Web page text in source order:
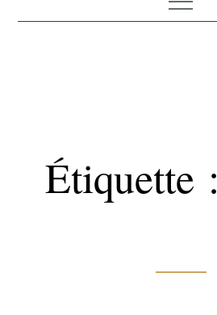
Étiquette :